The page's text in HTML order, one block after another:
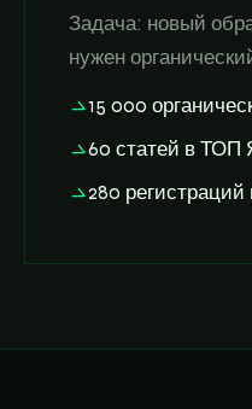
Задача: новый
нужен
15 000
60 статей в ТОП
280